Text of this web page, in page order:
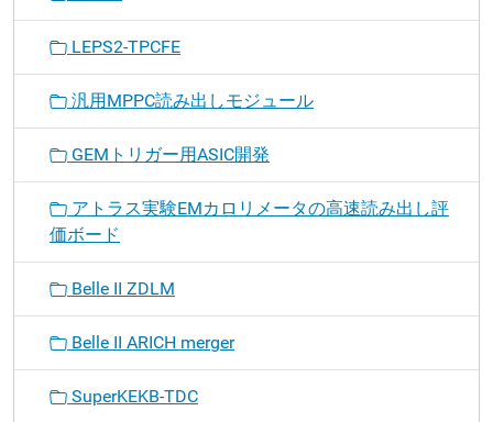
LEPS2-TPCFE
汎用MPPC読み出しモジュール
GEMトリガー用ASIC開発
アトラス実験EMカロリメータの高速読み出し評
価ボード
Belle II ZDLM
Belle II ARICH merger
SuperKEKB-TDC